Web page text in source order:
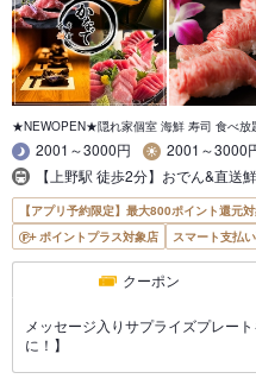
★NEWOPEN★隠れ家個室 海鮮 寿司 食べ放
2001～3000円
2001～3000
【上野駅 徒歩2分】おでん&直送
【アプリ予約限定】最大800ポイント還元
ポイントプラス対象店
スマート支払
クーポン
メッセージ入りサプライズプレー
に！】